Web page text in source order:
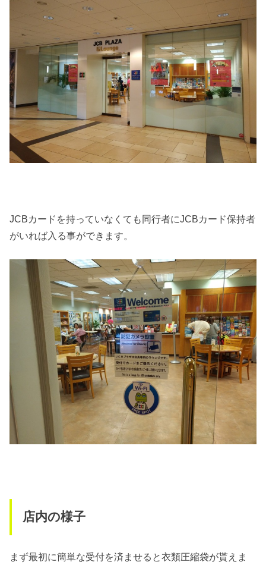
JCBカードを持っていなくても同行者にJCBカード保持者
がいれば入る事ができます。
店内の様子
まず最初に簡単な受付を済ませると衣類圧縮袋が貰えま